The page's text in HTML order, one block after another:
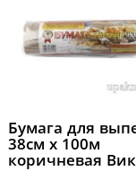
Бумага для
38см х 100м
коричневая